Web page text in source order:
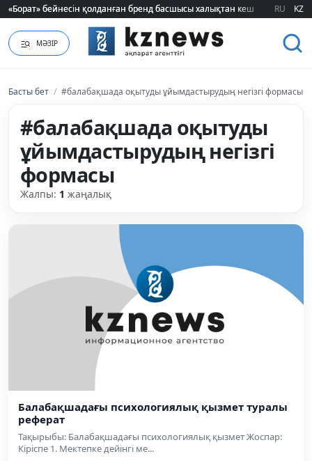
«Борат» бейнесін қолданған бренд басшысы халықтан кешірім сұрады
«Борат» бейнесін қолданған бренд басшысы халықтан кешірім сұрады
RU KZ
МӘЗІР
Басты бет / #балабақшада оқытуды ұйымдастырудың негізгі формасы
#балабақшада оқытуды
ұйымдастырудың негізгі
формасы
Жалпы: 1 жаңалық
Балабақшадағы психологиялық қызмет туралы
реферат
Тақырыбы: Балабақшадағы психологиялық қызмет Жоспар:
Кіріспе 1. Мектепке дейінгі ме...